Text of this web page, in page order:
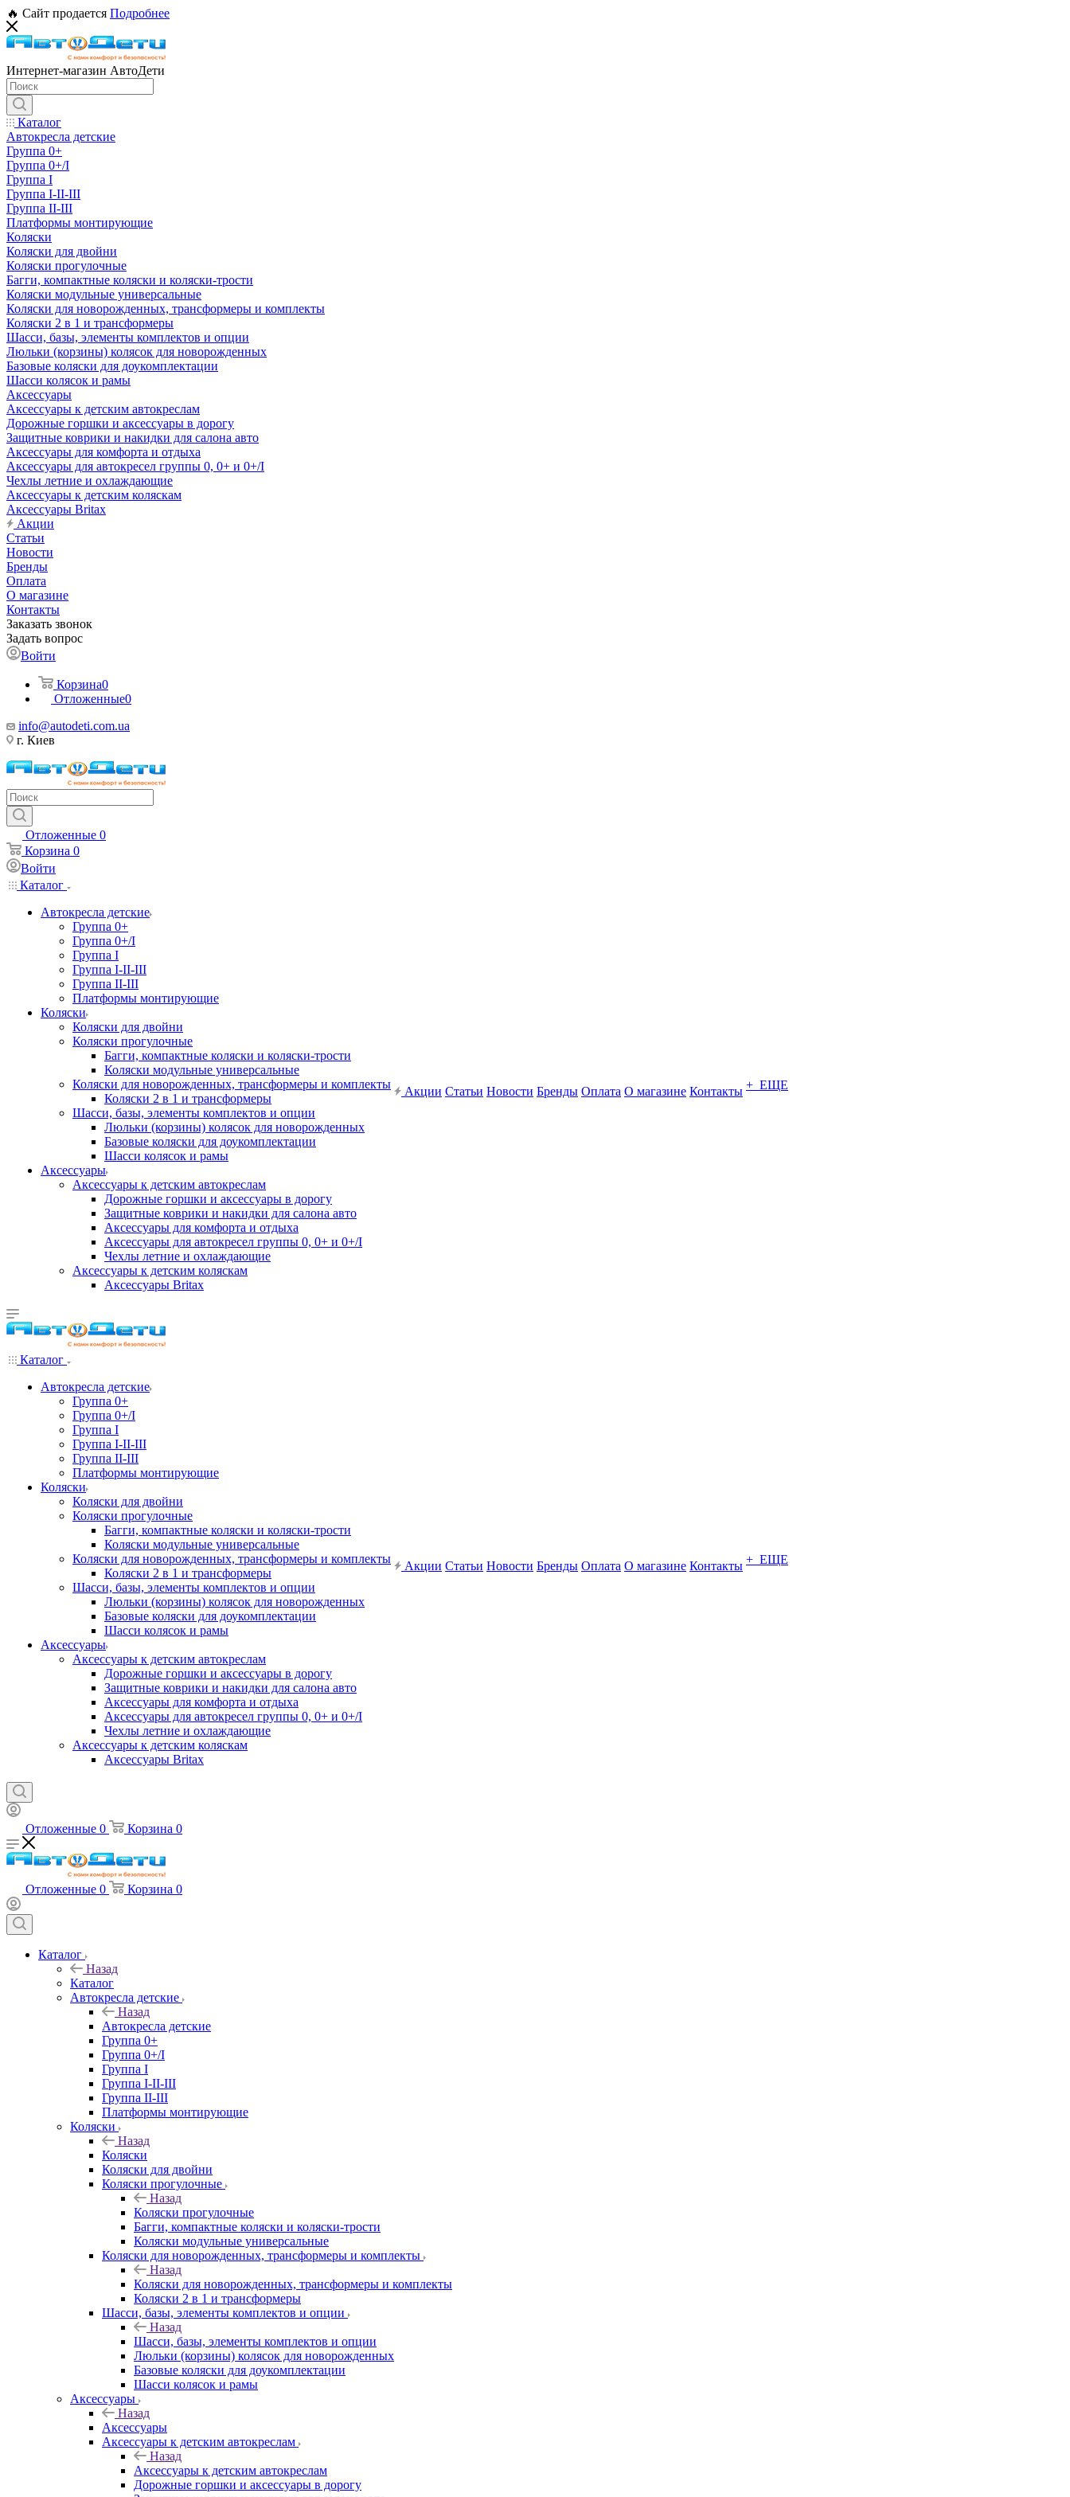
🔥 Сайт продается Подробнее
Интернет-магазин АвтоДети
Каталог
Автокресла детские
Группа 0+
Группа 0+/I
Группа I
Группа I-II-III
Группа II-III
Платформы монтирующие
Коляски
Коляски для двойни
Коляски прогулочные
Багги, компактные коляски и коляски-трости
Коляски модульные универсальные
Коляски для новорожденных, трансформеры и комплекты
Коляски 2 в 1 и трансформеры
Шасси, базы, элементы комплектов и опции
Люльки (корзины) колясок для новорожденных
Базовые коляски для доукомплектации
Шасси колясок и рамы
Аксессуары
Аксессуары к детским автокреслам
Дорожные горшки и аксессуары в дорогу
Защитные коврики и накидки для салона авто
Аксессуары для комфорта и отдыха
Аксессуары для автокресел группы 0, 0+ и 0+/I
Чехлы летние и охлаждающие
Аксессуары к детским коляскам
Аксессуары Britax
Акции
Статьи
Новости
Бренды
Оплата
О магазине
Контакты
Заказать звонок
Задать вопрос
Войти
Корзина0
Отложенные0
info@autodeti.com.ua
г. Киев
Отложенные 0
Корзина 0
Войти
Каталог
Автокресла детские
Группа 0+
Группа 0+/I
Группа I
Группа I-II-III
Группа II-III
Платформы монтирующие
Коляски
Коляски для двойни
Коляски прогулочные
Багги, компактные коляски и коляски-трости
Коляски модульные универсальные
Коляски для новорожденных, трансформеры и комплекты
Коляски 2 в 1 и трансформеры
Шасси, базы, элементы комплектов и опции
Люльки (корзины) колясок для новорожденных
Базовые коляски для доукомплектации
Шасси колясок и рамы
Аксессуары
Аксессуары к детским автокреслам
Дорожные горшки и аксессуары в дорогу
Защитные коврики и накидки для салона авто
Аксессуары для комфорта и отдыха
Аксессуары для автокресел группы 0, 0+ и 0+/I
Чехлы летние и охлаждающие
Аксессуары к детским коляскам
Аксессуары Britax
Акции Статьи Новости Бренды Оплата О магазине Контакты + ЕЩЕ
Каталог
Автокресла детские
Группа 0+
Группа 0+/I
Группа I
Группа I-II-III
Группа II-III
Платформы монтирующие
Коляски
Коляски для двойни
Коляски прогулочные
Багги, компактные коляски и коляски-трости
Коляски модульные универсальные
Коляски для новорожденных, трансформеры и комплекты
Коляски 2 в 1 и трансформеры
Шасси, базы, элементы комплектов и опции
Люльки (корзины) колясок для новорожденных
Базовые коляски для доукомплектации
Шасси колясок и рамы
Аксессуары
Аксессуары к детским автокреслам
Дорожные горшки и аксессуары в дорогу
Защитные коврики и накидки для салона авто
Аксессуары для комфорта и отдыха
Аксессуары для автокресел группы 0, 0+ и 0+/I
Чехлы летние и охлаждающие
Аксессуары к детским коляскам
Аксессуары Britax
Акции Статьи Новости Бренды Оплата О магазине Контакты + ЕЩЕ
Отложенные 0 Корзина 0
Отложенные 0 Корзина 0
Каталог
Назад
Каталог
Автокресла детские
Назад
Автокресла детские
Группа 0+
Группа 0+/I
Группа I
Группа I-II-III
Группа II-III
Платформы монтирующие
Коляски
Назад
Коляски
Коляски для двойни
Коляски прогулочные
Назад
Коляски прогулочные
Багги, компактные коляски и коляски-трости
Коляски модульные универсальные
Коляски для новорожденных, трансформеры и комплекты
Назад
Коляски для новорожденных, трансформеры и комплекты
Коляски 2 в 1 и трансформеры
Шасси, базы, элементы комплектов и опции
Назад
Шасси, базы, элементы комплектов и опции
Люльки (корзины) колясок для новорожденных
Базовые коляски для доукомплектации
Шасси колясок и рамы
Аксессуары
Назад
Аксессуары
Аксессуары к детским автокреслам
Назад
Аксессуары к детским автокреслам
Дорожные горшки и аксессуары в дорогу